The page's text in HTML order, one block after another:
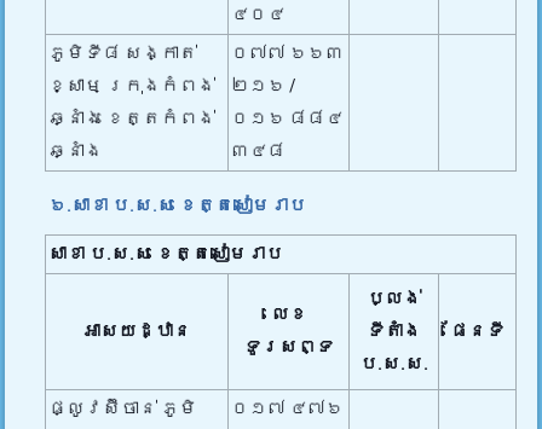
៤០៤
ភូមិទី៨ សង្កាត់
ខ្សាម ក្រុងកំពង់
ឆ្នាំង ខេត្តកំពង់
ឆ្នាំង
០៧៧ ៦៦៣
២១៦ /
០១៦ ៨៨៤
៣៤៨
៦.សាខា ប.ស.ស ខេត្តសៀមរាប
សាខា ប.ស.ស ខេត្តសៀមរាប
អាសយដ្ឋាន
លេខ
ទូរសព្ទ
ប្លង់
ទីតាំង
ប.ស.ស.
ផែនទី
ផ្លូវស៊ីចាន់ ភូមិ
០១៧ ៤៧៦​